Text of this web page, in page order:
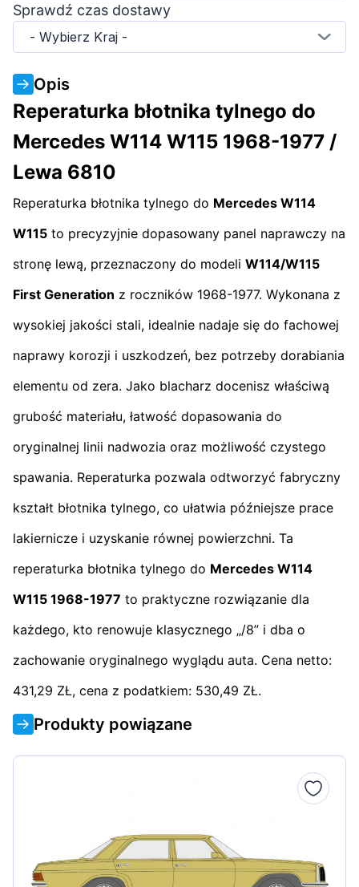
Sprawdź czas dostawy
- Wybierz Kraj -
Opis
Reperaturka błotnika tylnego do
Mercedes W114 W115 1968-1977 /
Lewa 6810
Reperaturka błotnika tylnego do Mercedes W114
W115 to precyzyjnie dopasowany panel naprawczy na
stronę lewą, przeznaczony do modeli W114/W115
First Generation z roczników 1968-1977. Wykonana z
wysokiej jakości stali, idealnie nadaje się do fachowej
naprawy korozji i uszkodzeń, bez potrzeby dorabiania
elementu od zera. Jako blacharz docenisz właściwą
grubość materiału, łatwość dopasowania do
oryginalnej linii nadwozia oraz możliwość czystego
spawania. Reperaturka pozwala odtworzyć fabryczny
kształt błotnika tylnego, co ułatwia późniejsze prace
lakiernicze i uzyskanie równej powierzchni. Ta
reperaturka błotnika tylnego do Mercedes W114
W115 1968-1977 to praktyczne rozwiązanie dla
każdego, kto renowuje klasycznego „/8” i dba o
zachowanie oryginalnego wyglądu auta. Cena netto:
431,29 ZŁ, cena z podatkiem: 530,49 ZŁ.
Produkty powiązane